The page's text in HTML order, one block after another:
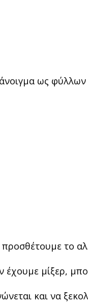
άνοιγμα ως φύλλων
το
έχουμε μίξερ,
και να